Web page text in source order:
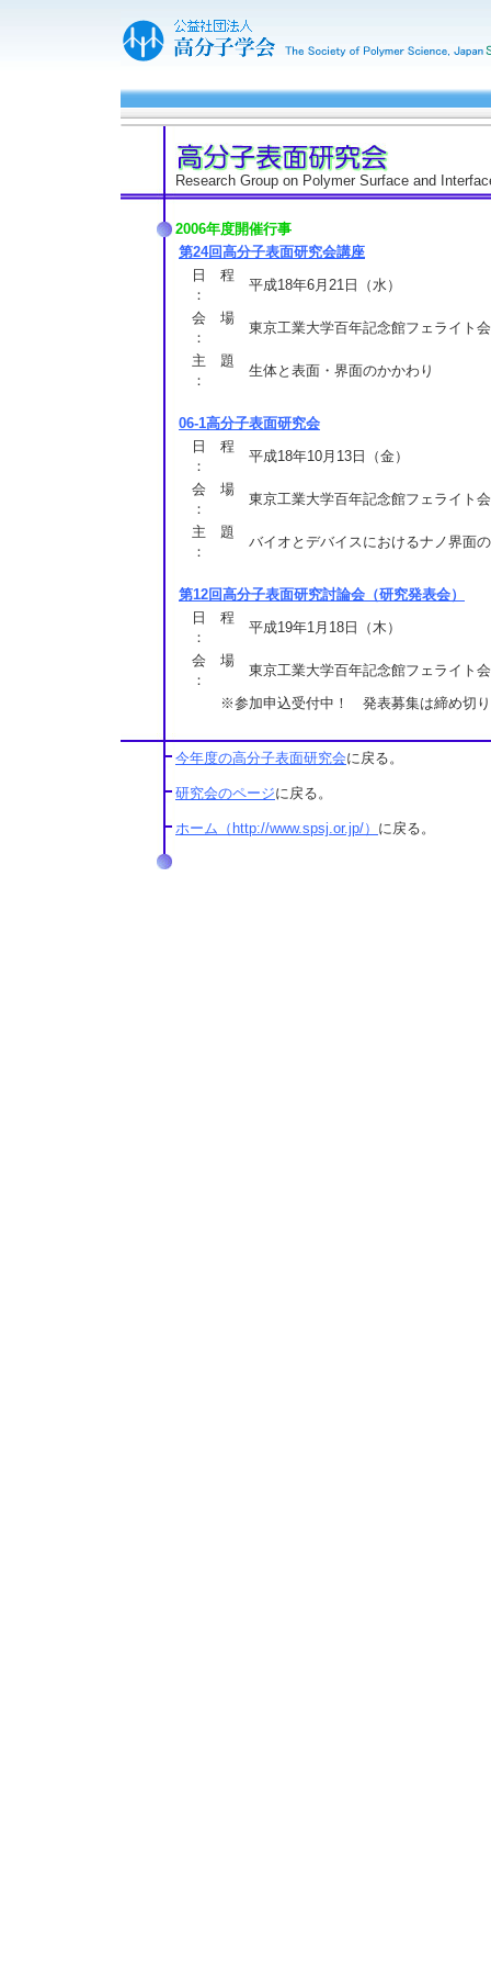
Research Group on Polymer Surface and
2006年度開催行事
第24回高分子表面研究会講座
日 程
：
平成18年6月21日（水）
会 場
：
東京工業大学百年記念館フェライト
主 題
：
生体と表面・界面のかかわり
06-1高分子表面研究会
日 程
：
平成18年10月13日（金）
会 場
：
東京工業大学百年記念館フェライト
主 題
：
バイオとデバイスにおけるナノ界面
第12回高分子表面研究討論会（研究発表会）
日 程
：
平成19年1月18日（木）
会 場
：
東京工業大学百年記念館フェライト
※参加申込受付中！ 発表募集は締め切り
今年度の高分子表面研究会に戻る。
研究会のページに戻る。
ホーム（http://www.spsj.or.jp/） に戻る。